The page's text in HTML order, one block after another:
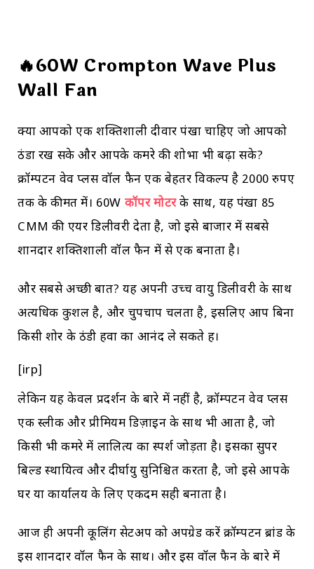
🔥60W Crompton Wave Plus
Wall Fan
क्या आपको एक शक्तिशाली दीवार पंखा चाहिए जो आपको
ठंडा रख सके और आपके कमरे की शोभा भी बढ़ा सके?
क्रॉम्पटन वेव प्लस वॉल फैन एक बेहतर विकल्प है 2000 रुपए
तक के कीमत में। 60W कॉपर मोटरके साथ, यह पंखा 85
CMM की एयर डिलीवरी देता है, जो इसे बाजार में सबसे
शानदार शक्तिशाली वॉल फैन में से एक बनाता है।
और सबसे अच्छी बात? यह अपनी उच्च वायु डिलीवरी के साथ
अत्यधिक कुशल है, और चुपचाप चलता है, इसलिए आप बिना
किसी शोर के ठंडी हवा का आनंद ले सकते हैं।
[irp]
लेकिन यह केवल प्रदर्शन के बारे में नहीं है, क्रॉम्पटन वेव प्लस
एक स्लीक और प्रीमियम डिज़ाइन के साथ भी आता है, जो
किसी भी कमरे में लालित्य का स्पर्श जोड़ता है। इसका सुपर
बिल्ड स्थायित्व और दीर्घायु सुनिश्चित करता है, जो इसे आपके
घर या कार्यालय के लिए एकदम सही बनाता है।
आज ही अपनी कूलिंग सेटअप को अपग्रेड करें क्रॉम्पटन ब्रांड के
इस शानदार वॉल फैन के साथ। और इस वॉल फैन के बारे में